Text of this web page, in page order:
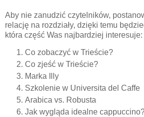
Aby nie zanudzić czytelników,
relację na rozdziały, dzięki temu
która część Was najbardziej interesuje:
Co zobaczyć w Trieście?
Co zjeść w Trieście?
Marka Illy
Szkolenie w Universita del Caffe
Arabica vs. Robusta
Jak wygląda idealne